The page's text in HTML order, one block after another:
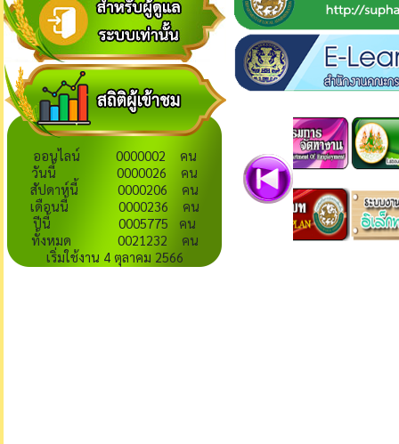
ออนไลน์ 0000002 คน
วันนี้ 0000026 คน
สัปดาห์นี้ 0000206 คน
เดือนนี้ 0000236 คน
ปีนี้ 0005775 คน
ทั้งหมด 0021232 คน
เริ่มใช้งาน 4 ตุลาคม 2566